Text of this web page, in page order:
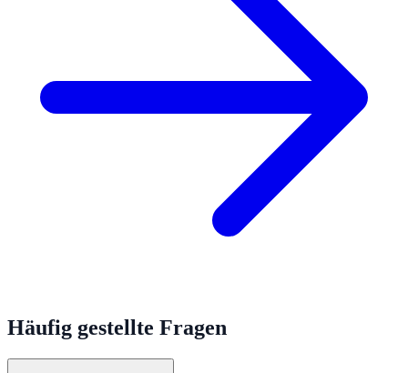
Häufig gestellte Fragen